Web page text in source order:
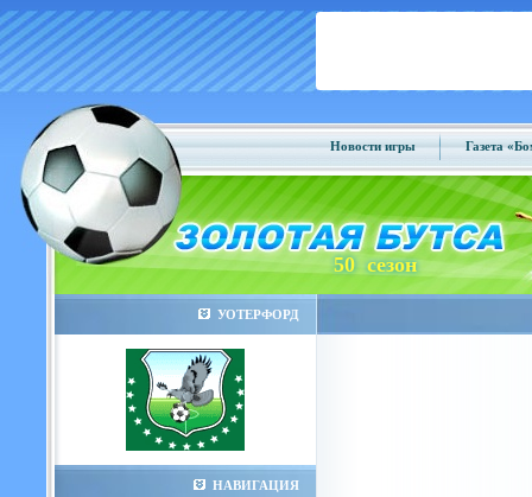
Новости игры Газета
50 сезон
УОТЕРФОРД
НАВИГАЦИЯ